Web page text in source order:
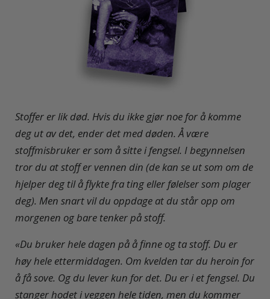
Stoffer er lik død. Hvis du ikke gjør noe for å komme
deg ut av det, ender det med døden. Å være
stoffmisbruker er som å sitte i fengsel. I begynnelsen
tror du at stoff er vennen din (de kan se ut som om de
hjelper deg til å flykte fra ting eller følelser som plager
deg). Men snart vil du oppdage at du står opp om
morgenen og bare tenker på stoff.
«Du bruker hele dagen på å finne og ta stoff. Du er
høy hele ettermiddagen. Om kvelden tar du heroin for
å få sove. Og du lever kun for det. Du er i et fengsel. Du
stanger hodet i veggen hele tiden, men du kommer